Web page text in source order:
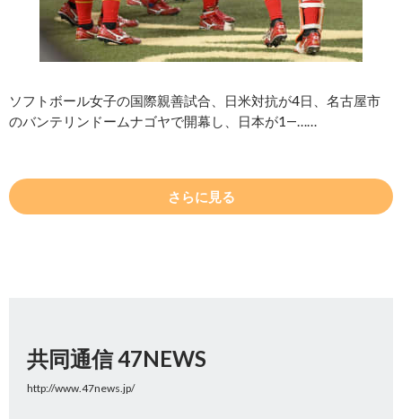
ソフトボール女子の国際親善試合、日米対抗が4日、名古屋市
のバンテリンドームナゴヤで開幕し、日本が1―……
さらに見る
共同通信 47NEWS
http://www.47news.jp/